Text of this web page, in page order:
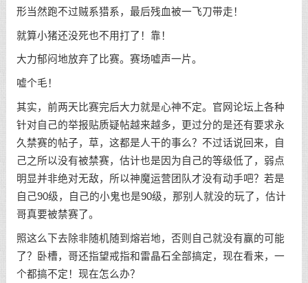
形当然跑不过贼系猎系，最后残血被一飞刀带走！
就算小猪还没死也不用打了！靠！
大力郁闷地放弃了比赛。赛场嘘声一片。
嘘个毛！
其实，前两天比赛完后大力就是心神不定。官网论坛上各种
针对自己的举报贴质疑帖越来越多，更过分的是还有要求永
久禁赛的帖子，草，这都是人干的事么？不过话说回来，自
己之所以没有被禁赛，估计也是因为自己的等级低了，弱点
明显并非绝对无敌，所以神魔运营团队才没有动手吧？若是
自己90级，自己的小鬼也是90级，那别人就没的玩了，估计
哥真要被禁赛了。
照这么下去除非随机随到熔岩地，否则自己就没有赢的可能
了？卧槽，哥还指望戒指和雷晶石全部搞定，现在看来，一
个都搞不定！现在怎么办？